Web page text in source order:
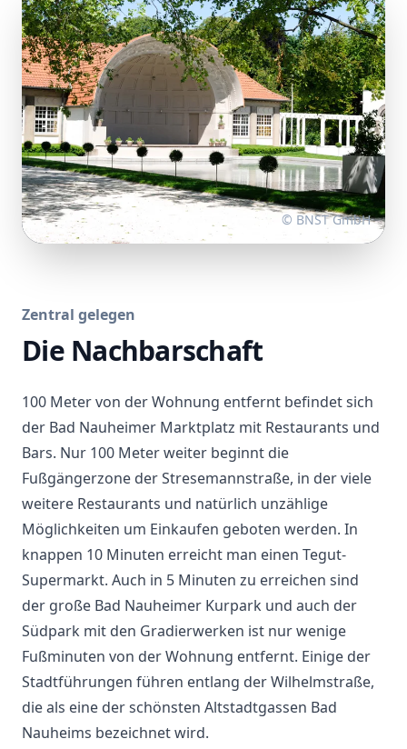
© BNST GmbH
Zentral gelegen
Die Nachbarschaft
100 Meter von der Wohnung entfernt befindet sich
der Bad Nauheimer Marktplatz mit Restaurants und
Bars. Nur 100 Meter weiter beginnt die
Fußgängerzone der Stresemannstraße, in der viele
weitere Restaurants und natürlich unzählige
Möglichkeiten um Einkaufen geboten werden. In
knappen 10 Minuten erreicht man einen Tegut-
Supermarkt. Auch in 5 Minuten zu erreichen sind
der große Bad Nauheimer Kurpark und auch der
Südpark mit den Gradierwerken ist nur wenige
Fußminuten von der Wohnung entfernt. Einige der
Stadtführungen führen entlang der Wilhelmstraße,
die als eine der schönsten Altstadtgassen Bad
Nauheims bezeichnet wird.